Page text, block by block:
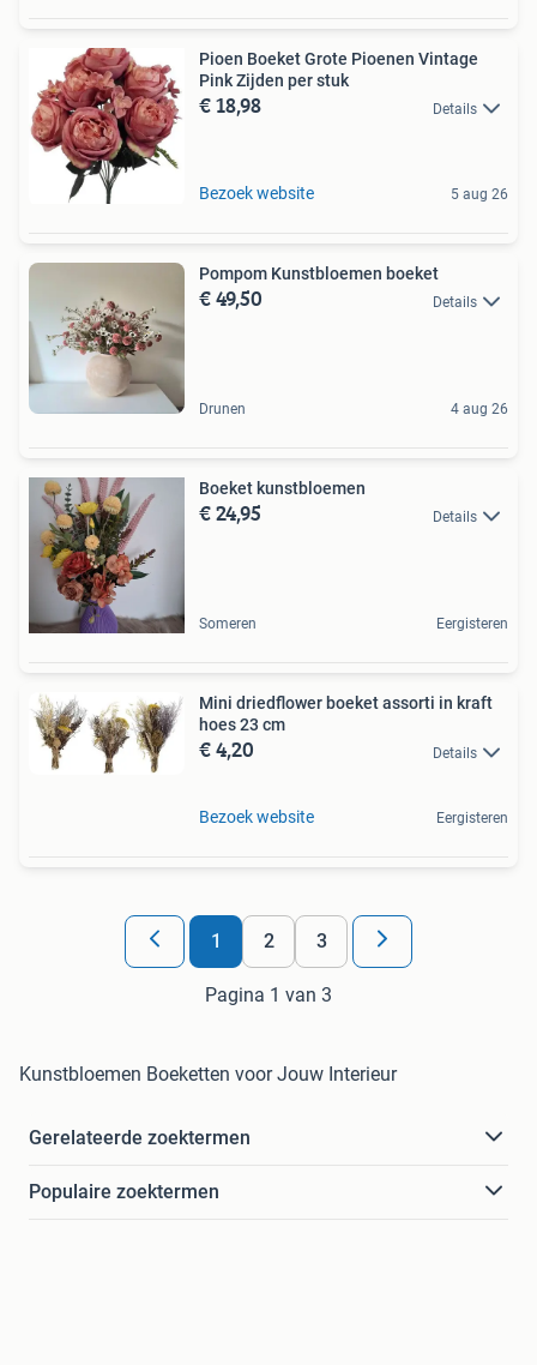
Pioen Boeket Grote Pioenen Vintage
Pink Zijden per stuk
€ 18,98 Details
Bezoek website 5 aug 26
Pompom Kunstbloemen boeket
€ 49,50 Details
Drunen 4 aug 26
Boeket kunstbloemen
€ 24,95 Details
Someren Eergisteren
Mini driedflower boeket assorti in kraft
hoes 23 cm
€ 4,20 Details
Bezoek website Eergisteren
1 2 3
Pagina 1 van 3
Kunstbloemen Boeketten voor Jouw Interieur
Gerelateerde zoektermen
Populaire zoektermen